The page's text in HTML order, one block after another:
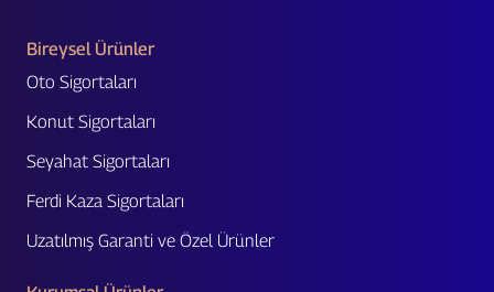
Bireysel Ürünler
Oto Sigortaları
Konut Sigortaları
Seyahat Sigortaları
Ferdi Kaza Sigortaları
Uzatılmış Garanti ve Özel Ürünler